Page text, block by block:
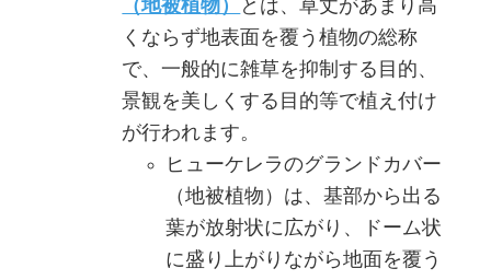
（地被植物）
とは、草丈があまり高
くならず地表面を覆う植物の総称
で、一般的に雑草を抑制する目的、
景観を美しくする目的等で植え付け
が行われます。
ヒューケレラのグランドカバー
（地被植物）は、基部から出る
葉が放射状に広がり、ドーム状
に盛り上がりながら地面を覆う